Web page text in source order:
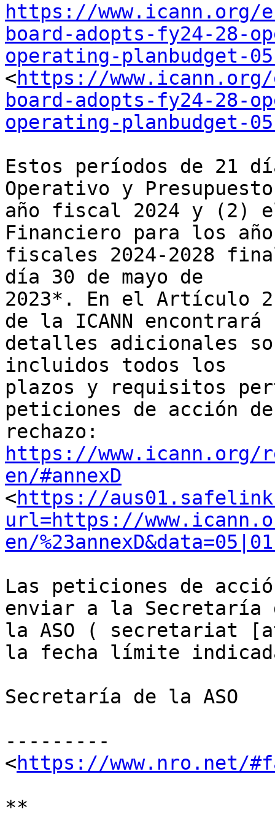
https://www.icann.org/
board-adopts-fy24-28-
operating-planbudget-
<https://
board-adopts-fy24-28-
operating-planbudget-
Estos períodos de 21
Operativo y
año fiscal 2024 y (2)
Financiero para los
fiscales 2024-2028
día 30 de mayo de
2023*. En el Artículo
de la ICANN encontrará
detalles adicionales
incluidos todos los
plazos y requisitos
peticiones de acción
https://www.icann.org/
en/#annexD
<https://
url=https://
en/
Las peticiones de
enviar a la Secretaría
la ASO ( secretariat
la fecha límite
Secretaría de la ASO
---------
<https://www.nro.net/
**